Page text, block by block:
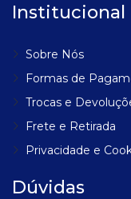
Institucional
Sobre Nós
Formas de
Trocas e
Frete e Retirada
Privacidade e
Dúvidas